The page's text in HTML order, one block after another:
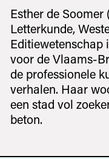
Esther de Soomer
Letterkunde,
Editiewetenschap
voor de Vlaams-
de professionele
verhalen. Haar
een stad vol
beton.